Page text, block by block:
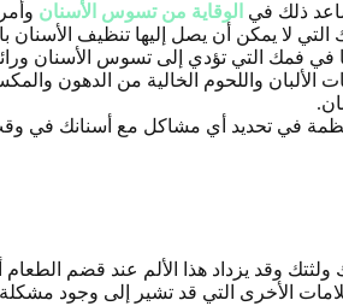
ذلك في الوقاية من تسوس الأسنان
لا يمكن أن يصل إليها تنظيف الأسنان
في فمك التي تؤدي إلى تسوس الأسنان
الألبان واللحوم الخالية من الدهون
.
في تحديد أي مشاكل مع أسنانك في
ولثتك وقد يزداد هذا الألم عند قضم
الأخرى التي قد تشير إلى وجود